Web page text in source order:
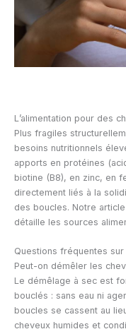
L’alimentation pour des
Plus fragiles
besoins nutritionnels
apports en protéines
biotine (B8), en zinc, en
directement liés à la
des boucles. Notre
détaille les sources
Questions fréquentes
Peut-on démêler les
Le démêlage à sec est
bouclés : sans eau ni
boucles se cassent au
cheveux humides et